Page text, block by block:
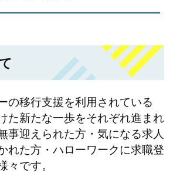
の移行支援を利用されている
た新たな一歩をそれぞれ進まれ
事迎えられた方・気になる求人
れた方・ハローワークに求職登
々です。